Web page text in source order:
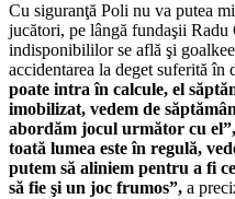
Cu siguranţă Poli nu va putea
jucători, pe lângă fundaşii
indisponibililor se află şi
accidentarea la deget suferită în
poate intra în calcule, el
imobilizat, vedem de
abordăm jocul următor cu
toată lumea este în regulă,
putem să aliniem pentru a fi
să fie şi un joc frumos”, a